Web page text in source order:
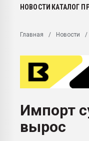
первый план в переработке
28.07.2026 "Технониколь"
Всё, что касается выдува ПЭТ
Материал поверхности
Продам отходы Композиция
поликарбоната и АБС-
Armaloy PC/ABS-1IM черный
НОВОСТИ КАТАЛОГ
Главная Новости
Импорт
вырос